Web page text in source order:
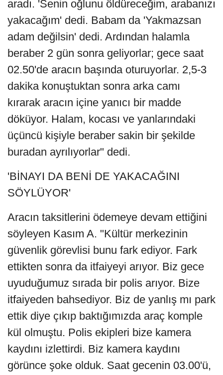
aradı. 'Senin oğlunu öldüreceğim, arabanızı
yakacağım' dedi. Babam da 'Yakmazsan
adam değilsin' dedi. Ardından halamla
beraber 2 gün sonra geliyorlar; gece saat
02.50'de aracın başında oturuyorlar. 2,5-3
dakika konuştuktan sonra arka camı
kırarak aracın içine yanıcı bir madde
döküyor. Halam, kocası ve yanlarındaki
üçüncü kişiyle beraber sakin bir şekilde
buradan ayrılıyorlar" dedi.
'BİNAYI DA BENİ DE YAKACAĞINI
SÖYLÜYOR'
Aracın taksitlerini ödemeye devam ettiğini
söyleyen Kasım A. "Kültür merkezinin
güvenlik görevlisi bunu fark ediyor. Fark
ettikten sonra da itfaiyeyi arıyor. Biz gece
uyuduğumuz sırada bir polis arıyor. Bize
itfaiyeden bahsediyor. Biz de yanlış mı park
ettik diye çıkıp baktığımızda araç komple
kül olmuştu. Polis ekipleri bize kamera
kaydını izlettirdi. Biz kamera kaydını
görünce şoke olduk. Saat gecenin 03.00'ü,